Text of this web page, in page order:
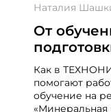
Наталия
От
Как в
помогают
обучение на